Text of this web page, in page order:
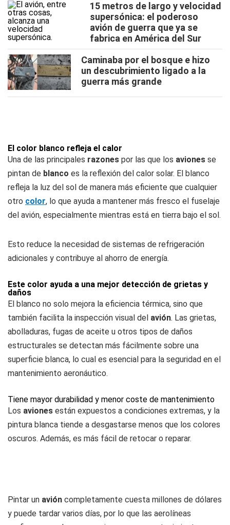
15 metros de largo y velocidad
supersónica: el poderoso
avión de guerra que ya se
fabrica en América del Sur
Caminaba por el bosque e hizo
un descubrimiento ligado a la
guerra más grande
El color blanco refleja el calor
Una de las principales razones por las que los aviones se
pintan de blanco es la reflexión del calor solar. El blanco
refleja la luz del sol de manera más eficiente que cualquier
otro color, lo que ayuda a mantener más fresco el fuselaje
del avión, especialmente mientras está en tierra bajo el sol.
Esto reduce la necesidad de sistemas de refrigeración
adicionales y contribuye al ahorro de energía.
Este color ayuda a una mejor detección de grietas y
daños
El blanco no solo mejora la eficiencia térmica, sino que
también facilita la inspección visual del avión. Las grietas,
abolladuras, fugas de aceite u otros tipos de daños
estructurales se detectan más fácilmente sobre una
superficie blanca, lo cual es esencial para la seguridad en el
mantenimiento aeronáutico.
Tiene mayor durabilidad y menor coste de mantenimiento
Los aviones están expuestos a condiciones extremas, y la
pintura blanca tiende a desgastarse menos que los colores
oscuros. Además, es más fácil de retocar o reparar.
Pintar un avión completamente cuesta millones de dólares
y puede tardar varios días, por lo que las aerolíneas